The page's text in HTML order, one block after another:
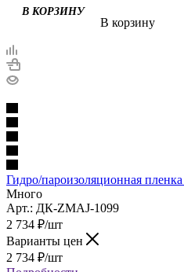
В корзину
Гидро/пароизоляционная
Много
Арт.: ДК-ZMAJ-1099
2 734 ₽/шт
Варианты цен
2 734 ₽/шт